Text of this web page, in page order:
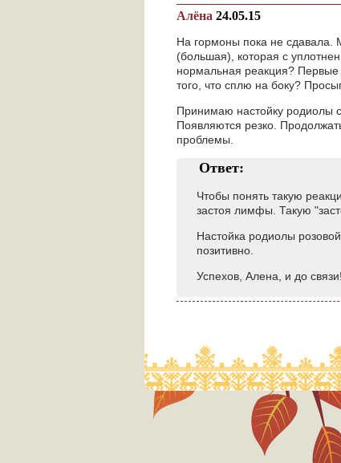
Алёна 24.05.15
На гормоны пока не сдавала.
(большая), которая с
нормальная реакция? Первые
того, что сплю на боку?
Принимаю настойку родиолы
Появляются резко.
проблемы.
Ответ:
Чтобы понять такую
застоя лимфы. Такую
Настойка родиолы
позитивно.
Успехов, Алена, и до связи!